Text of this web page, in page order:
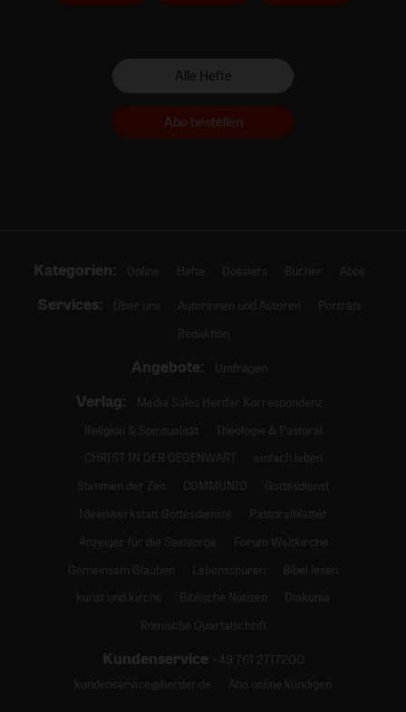
Alle Hefte
Abo bestellen
Kategorien: Online Hefte Dossiers Bücher Abos
Services: Über uns Autorinnen und Autoren
Porträts
Redaktion
Angebote: Umfragen
Verlag:
Media Sales Herder Korrespondenz
Religion & Spiritualität
Theologie & Pastoral
CHRIST IN DER GEGENWART
einfach leben
Stimmen der Zeit
COMMUNIO
Gottesdienst
Ideenwerkstatt Gottesdienste
Pastoralblätter
Anzeiger für die Seelsorge
Forum Weltkirche
Gemeinsam Glauben
Lebensspuren
Bibel lesen
kunst und kirche
Biblische Notizen
Diakonia
Römische Quartalschrift
Kundenservice +49 761 2717200
kundenservice@herder.de
Abo online kündigen